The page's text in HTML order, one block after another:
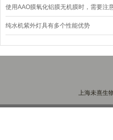
使用AAO膜氧化铝膜无机膜时，需要注
以下几点
纯水机紫外灯具有多个性能优势
上海未熹生